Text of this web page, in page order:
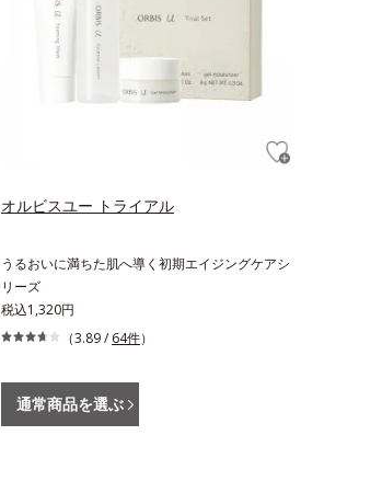
オルビスユー トライアル
うるおいに満ちた肌へ導く初期エイジングケアシ
リーズ
税込1,320円
（3.89 / 64件）
通常商品を選ぶ